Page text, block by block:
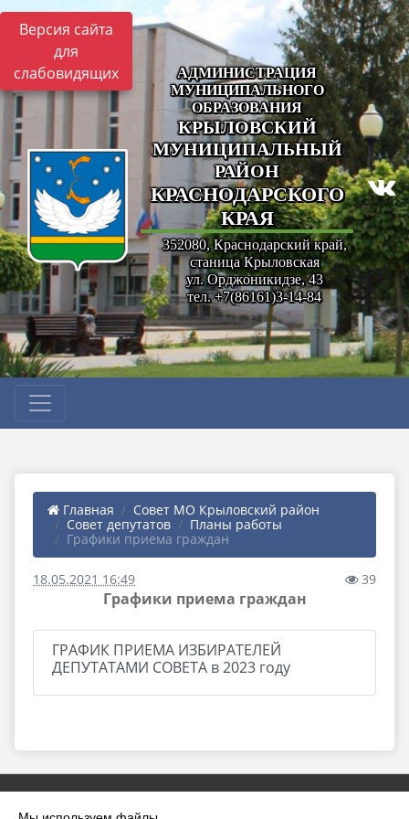
Версия сайта
для
слабовидящих
АДМИНИСТРАЦИЯ
МУНИЦИПАЛЬНОГО
ОБРАЗОВАНИЯ
КРЫЛОВСКИЙ
МУНИЦИПАЛЬНЫЙ
РАЙОН
КРАСНОДАРСКОГО
КРАЯ
352080, Краснодарский край,
станица Крыловская
ул. Орджоникидзе, 43
тел. +7(86161)3-14-84
Главная
Совет МО Крыловский район
Совет депутатов
Планы работы
Графики приема граждан
18.05.2021 16:49 39
Графики приема граждан
ГРАФИК ПРИЕМА ИЗБИРАТЕЛЕЙ
ДЕПУТАТАМИ СОВЕТА в 2023 году